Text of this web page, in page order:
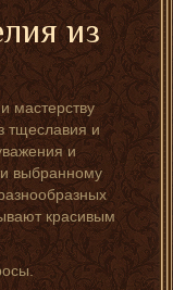
из
мастерству
тщеславия и
и
выбранному
красивым